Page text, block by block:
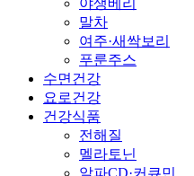
야생베리
말차
여주·새싹보리
푸룬주스
수면건강
요로건강
건강식품
전해질
멜라토닌
알파CD·커큐민